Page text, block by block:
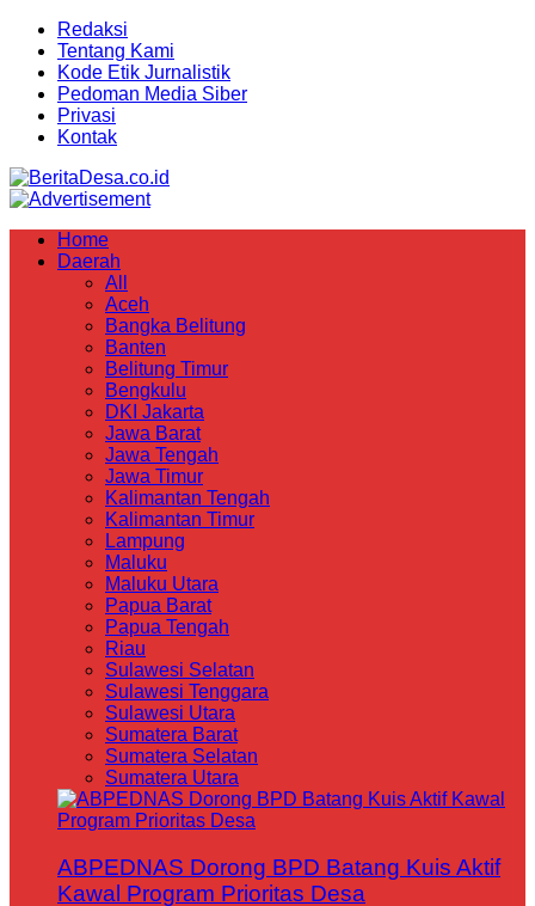
Redaksi
Tentang Kami
Kode Etik Jurnalistik
Pedoman Media Siber
Privasi
Kontak
Home
Daerah
All
Aceh
Bangka Belitung
Banten
Belitung Timur
Bengkulu
DKI Jakarta
Jawa Barat
Jawa Tengah
Jawa Timur
Kalimantan Tengah
Kalimantan Timur
Lampung
Maluku
Maluku Utara
Papua Barat
Papua Tengah
Riau
Sulawesi Selatan
Sulawesi Tenggara
Sulawesi Utara
Sumatera Barat
Sumatera Selatan
Sumatera Utara
ABPEDNAS Dorong BPD Batang Kuis Aktif
Kawal Program Prioritas Desa